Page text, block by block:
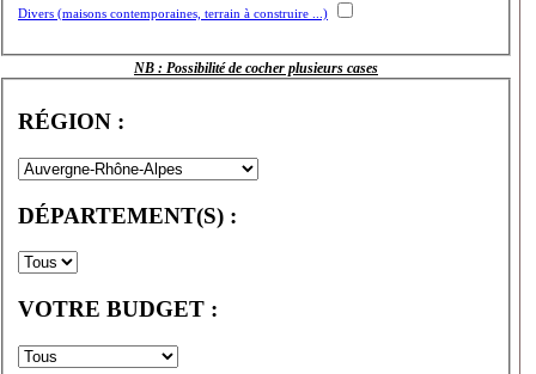
Divers (maisons contemporaines, terrain à construire ...)
NB : Possibilité de cocher plusieurs cases
RÉGION :
DÉPARTEMENT(S) :
VOTRE BUDGET :